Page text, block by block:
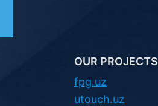
OUR PROJECTS
fpg.uz
utouch.uz